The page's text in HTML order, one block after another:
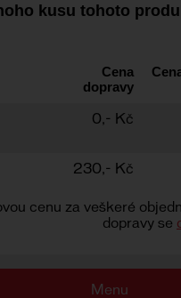
kusu tohoto
Cena
dopravy
0,- Kč
230,- Kč
cenu za veškeré
dopravy se
Menu